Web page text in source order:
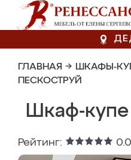
ГЛАВНАЯ → ШКАФЫ-
ПЕСКОСТРУЙ
Шкаф-
Рейтинг: 0.0